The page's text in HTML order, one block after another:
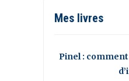
Mes livres
Pinel :